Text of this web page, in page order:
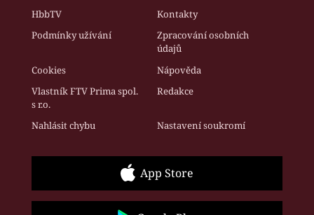
HbbTV
Kontakty
Podmínky užívání
Zpracování osobních
údajů
Cookies
Nápověda
Vlastník FTV Prima spol.
s r.o.
Redakce
Nahlásit chybu Nastavení soukromí
App Store